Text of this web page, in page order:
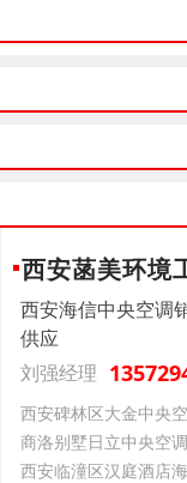
西安菡美环境
西安海信中央空调
供应
刘强经理
西安碑林区大金中央
商洛别墅日立中央空
西安临潼区汉庭酒店